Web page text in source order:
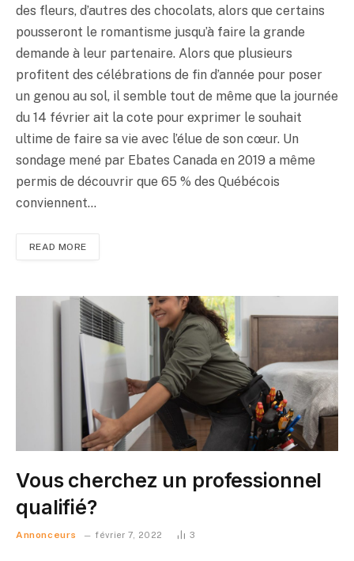
des fleurs, d’autres des chocolats, alors que certains
pousseront le romantisme jusqu’à faire la grande
demande à leur partenaire. Alors que plusieurs
profitent des célébrations de fin d’année pour poser
un genou au sol, il semble tout de même que la journée
du 14 février ait la cote pour exprimer le souhait
ultime de faire sa vie avec l’élue de son cœur. Un
sondage mené par Ebates Canada en 2019 a même
permis de découvrir que 65 % des Québécois
conviennent…
READ MORE
Vous cherchez un professionnel
qualifié?
Annonceurs février 7, 2022 3